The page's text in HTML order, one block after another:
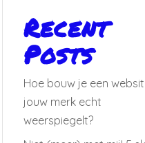
Recent
Posts
Hoe bouw je een
jouw merk echt
weerspiegelt?